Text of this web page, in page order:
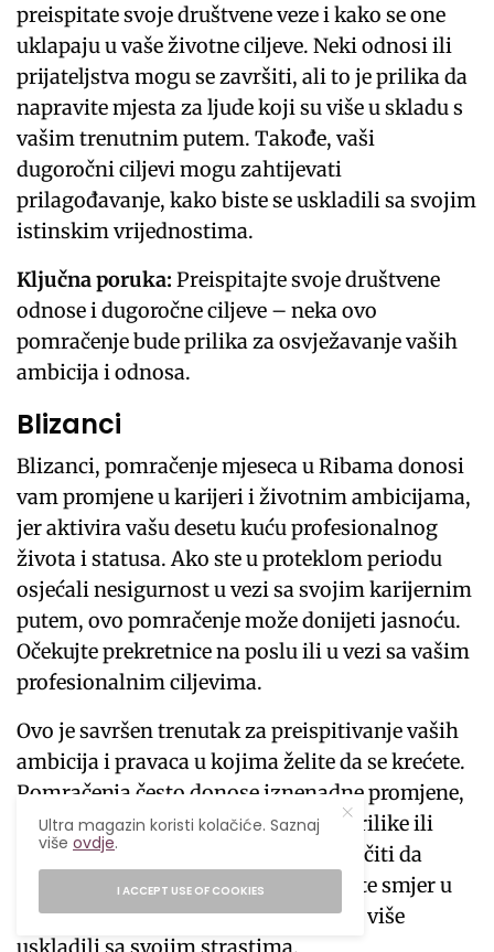
preispitate svoje društvene veze i kako se one
uklapaju u vaše životne ciljeve. Neki odnosi ili
prijateljstva mogu se završiti, ali to je prilika da
napravite mjesta za ljude koji su više u skladu s
vašim trenutnim putem. Takođe, vaši
dugoročni ciljevi mogu zahtijevati
prilagođavanje, kako biste se uskladili sa svojim
istinskim vrijednostima.
Ključna poruka: Preispitajte svoje društvene
odnose i dugoročne ciljeve – neka ovo
pomračenje bude prilika za osvježavanje vaših
ambicija i odnosa.
Blizanci
Blizanci, pomračenje mjeseca u Ribama donosi
vam promjene u karijeri i životnim ambicijama,
jer aktivira vašu desetu kuću profesionalnog
života i statusa. Ako ste u proteklom periodu
osjećali nesigurnost u vezi sa svojim karijernim
putem, ovo pomračenje može donijeti jasnoću.
Očekujte prekretnice na poslu ili u vezi sa vašim
profesionalnim ciljevima.
Ovo je savršen trenutak za preispitivanje vaših
ambicija i pravaca u kojima želite da se krećete.
Pomračenja često donose iznenadne promjene,
pa budite spremni na neočekivane prilike ili
završetke u karijeri. Možda ćete odlučiti da
napustite neki projekat ili promijenite smjer u
profesionalnom životu kako biste se više
uskladili sa svojim strastima.
Ultra magazin koristi kolačiće. Saznaj
višeovdje.
I ACCEPT USE OF COOKIES